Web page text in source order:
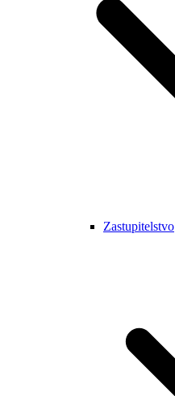
Zastupitelstvo